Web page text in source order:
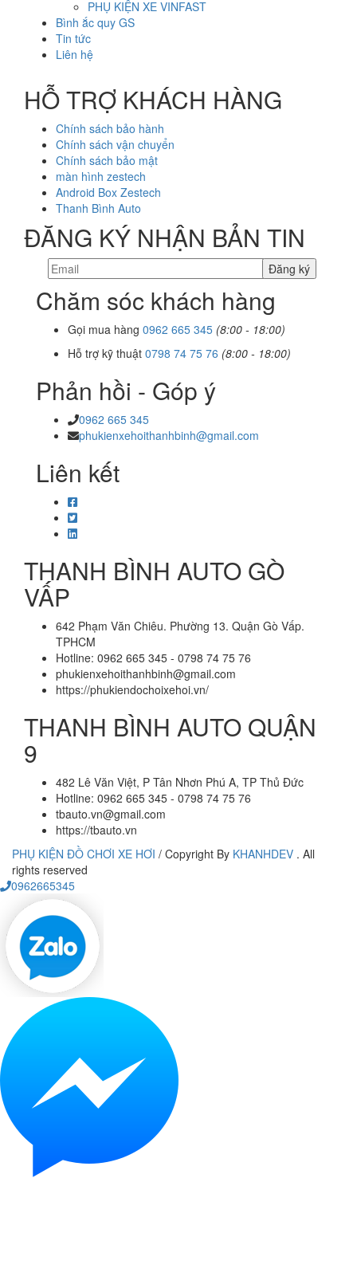
PHỤ KIỆN XE VINFAST
Bình ắc quy GS
Tin tức
Liên hệ
HỖ TRỢ KHÁCH HÀNG
Chính sách bảo hành
Chính sách vận chuyển
Chính sách bảo mật
màn hình zestech
Android Box Zestech
Thanh Bình Auto
ĐĂNG KÝ NHẬN BẢN TIN
Chăm sóc khách hàng
Gọi mua hàng 0962 665 345 (8:00 - 18:00)
Hỗ trợ kỹ thuật 0798 74 75 76 (8:00 - 18:00)
Phản hồi - Góp ý
0962 665 345
phukienxehoithanhbinh@gmail.com
Liên kết
THANH BÌNH AUTO GÒ
VẤP
642 Phạm Văn Chiêu. Phường 13. Quận Gò Vấp.
TPHCM
Hotline: 0962 665 345 - 0798 74 75 76
phukienxehoithanhbinh@gmail.com
https://phukiendochoixehoi.vn/
THANH BÌNH AUTO QUẬN
9
482 Lê Văn Việt, P Tân Nhơn Phú A, TP Thủ Đức
Hotline: 0962 665 345 - 0798 74 75 76
tbauto.vn@gmail.com
https://tbauto.vn
PHỤ KIỆN ĐỒ CHƠI XE HƠI / Copyright By KHANHDEV . All
rights reserved
0962665345